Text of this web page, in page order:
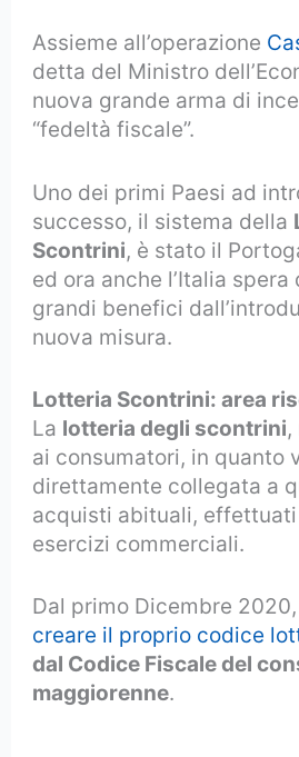
Assieme all’operazione
detta del Ministro
nuova grande arma di
“fedeltà fiscale”.
Uno dei primi Paesi ad
successo, il sistema della
Scontrini, è stato il
ed ora anche l’Italia
grandi benefici
nuova misura.
Lotteria Scontrini: area
La lotteria degli scontrini
ai consumatori, in quanto
direttamente collegata a
acquisti abituali,
esercizi commerciali.
Dal primo Dicembre 2020,
creare il proprio codice
dal Codice Fiscale del
maggiorenne.